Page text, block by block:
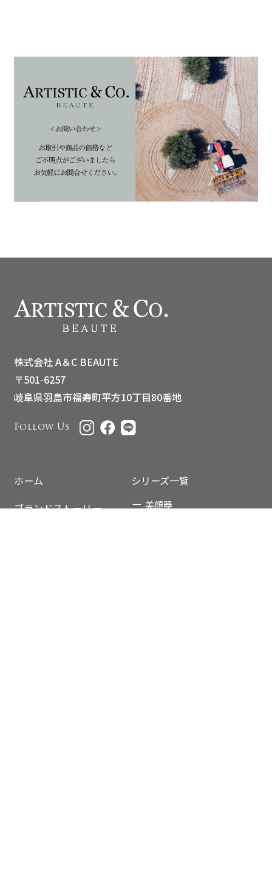
株式会社 A＆C BEAUTE
〒501-6257
岐阜県羽島市福寿町平方10丁目80番地
Follow Us
ホーム
ブランドストーリー
シリーズ一覧
美顔器